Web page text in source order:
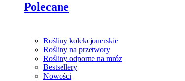
Polecane
Rośliny kolekcjonerskie
Rośliny na przetwory
Rośliny odporne na mróz
Bestsellery
Nowości